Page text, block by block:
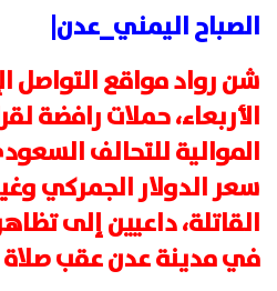
الصباح اليمني_عدن|
شن رواد مواقع التواصل
الأربعاء، حملات رافضة
الموالية للتحالف
سعر الدولار الجمركي
القاتلة، داعيين إلى
في مدينة عدن عقب